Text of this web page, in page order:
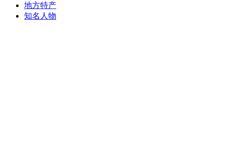
地方特产
知名人物